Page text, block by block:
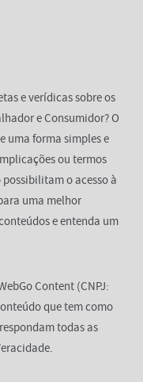
e verídicas sobre os
e Consumidor? O
uma forma simples e
ou termos
o acesso à
uma melhor
e entenda um
Content (CNPJ:
que tem como
todas as